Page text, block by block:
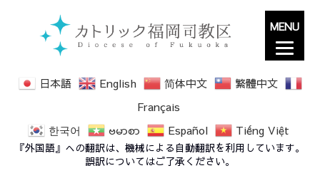
日本語 English 简体中文
繁體中文
Français
한국어
ဗမာစာ Español Tiếng Việt
『外国語』への翻訳は、機械による自動翻訳を利用しています。
誤訳についてはご了承ください。
神の母聖マリア Solemnity of Mary,
Mother of God 2025 (2025年1月1日）
MENU